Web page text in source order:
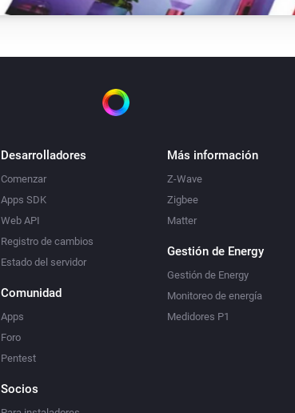
Desarrolladores
Comenzar
Apps SDK
Web API
Registro de cambios
Estado del servidor
Comunidad
Apps
Foro
Pentest
Socios
Más información
Z-Wave
Zigbee
Matter
Gestión de Energy
Gestión de Energy
Monitoreo de energía
Medidores P1